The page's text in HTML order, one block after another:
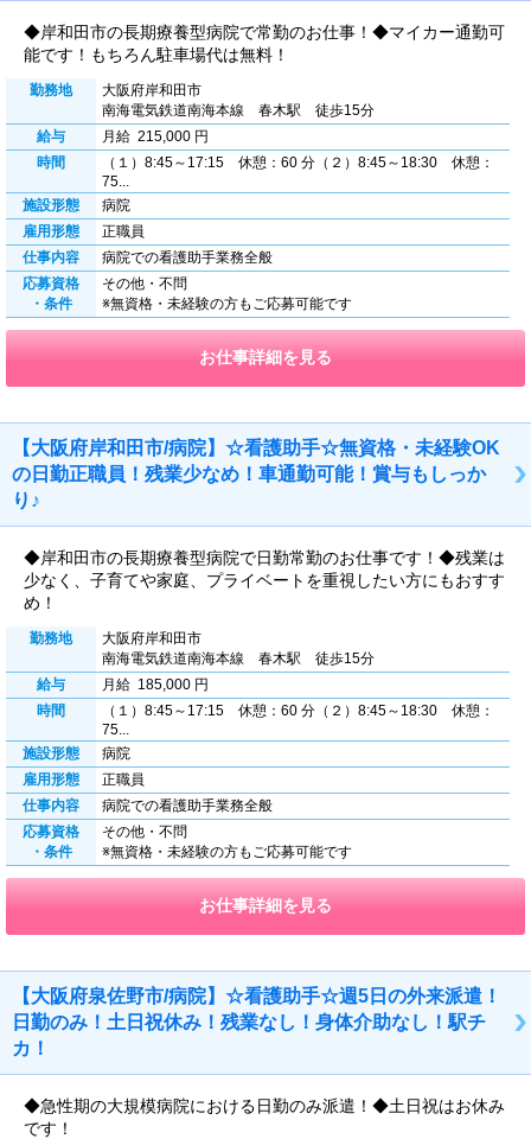
◆岸和田市の長期療養型病院で常勤のお仕事！◆マイカー通勤可
能です！もちろん駐車場代は無料！
勤務地
大阪府岸和田市
南海電気鉄道南海本線 春木駅 徒歩15分
給与
月給 215,000 円
時間
（１）8:45～17:15 休憩：60 分（２）8:45～18:30 休憩：
75...
施設形態
病院
雇用形態
正職員
仕事内容
病院での看護助手業務全般
応募資格
・条件
その他・不問
※無資格・未経験の方もご応募可能です
お仕事詳細を見る
【大阪府岸和田市/病院】☆看護助手☆無資格・未経験OK
の日勤正職員！残業少なめ！車通勤可能！賞与もしっか
り♪
◆岸和田市の長期療養型病院で日勤常勤のお仕事です！◆残業は
少なく、子育てや家庭、プライベートを重視したい方にもおすす
め！
勤務地
大阪府岸和田市
南海電気鉄道南海本線 春木駅 徒歩15分
給与
月給 185,000 円
時間
（１）8:45～17:15 休憩：60 分（２）8:45～18:30 休憩：
75...
施設形態
病院
雇用形態
正職員
仕事内容
病院での看護助手業務全般
応募資格
・条件
その他・不問
※無資格・未経験の方もご応募可能です
お仕事詳細を見る
【大阪府泉佐野市/病院】☆看護助手☆週5日の外来派遣！
日勤のみ！土日祝休み！残業なし！身体介助なし！駅チ
カ！
◆急性期の大規模病院における日勤のみ派遣！◆土日祝はお休み
です！